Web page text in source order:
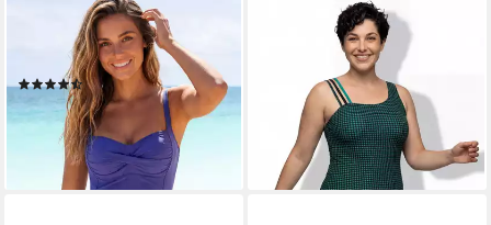
Badeanzug Saphir mit
Raffungen und Shaping-Effekt
(1715)
ab 74,99 €
lieferbar - in 1-2 Werktagen bei dir
ULLA POPKEN
Badeanzug Badeanzug
Strukturkaro Softcups
recycelt
42,99 €
49,99 €
lieferbar - in 2-3 Werktagen bei dir